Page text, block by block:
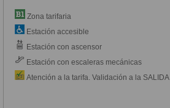
Zona tarifaria
Estación accesible
Estación con ascensor
Estación con escaleras mecánicas
Atención a la tarifa. Validación a la SALIDA